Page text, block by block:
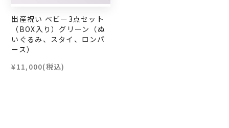
出産祝い ベビー3点セット
（BOX入り）グリーン（ぬ
いぐるみ、スタイ、ロンパ
ース）
¥11,000(税込)